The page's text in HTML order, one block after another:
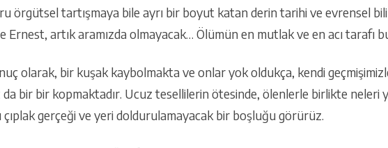
örgütsel tartışmaya bile ayrı bir boyut katan derin tarihi ve evrensel
Ernest, artık aramızda olmayacak… Ölümün en mutlak ve en acı tarafı
olarak, bir kuşak kaybolmakta ve onlar yok oldukça, kendi
da bir bir kopmaktadır. Ucuz tesellilerin ötesinde, ölenlerle birlikte neleri
çıplak gerçeği ve yeri doldurulamayacak bir boşluğu görürüz.